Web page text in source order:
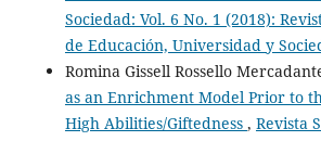
Sociedad: Vol. 6 No. 1 (2018):
de Educación, Universidad y
Romina Gissell Rossello
as an Enrichment Model Prior to
High Abilities/Giftedness , Revista